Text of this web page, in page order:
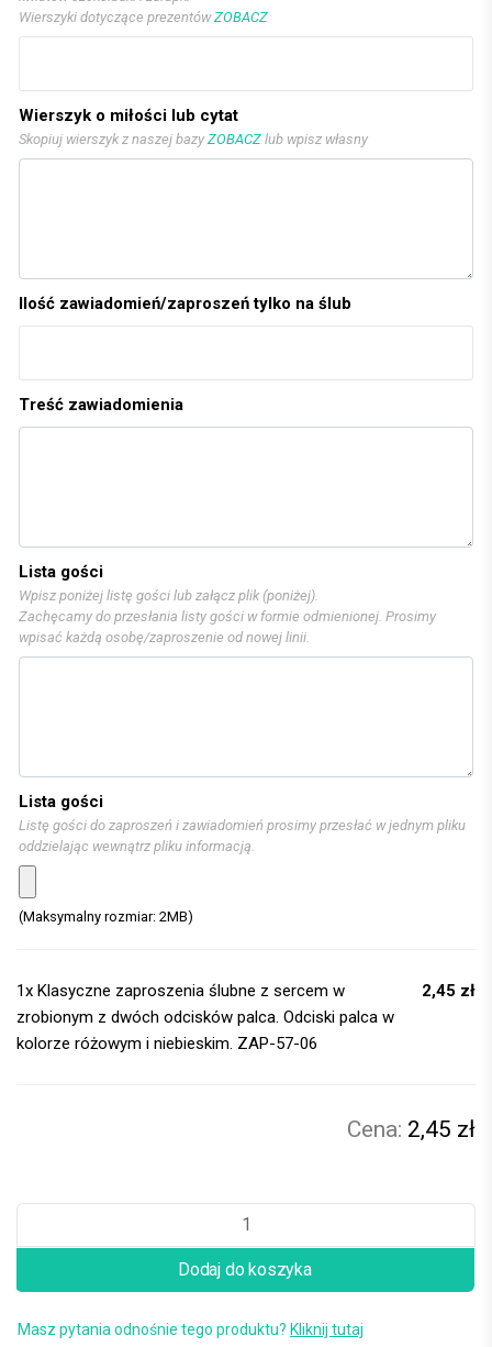
Wierszyki dotyczące prezentówZOBACZ
Wierszyk o miłości lub cytat
Skopiuj wierszyk z naszej bazy ZOBACZ lub wpisz własny
Ilość zawiadomień/zaproszeń tylko na ślub
Treść zawiadomienia
Lista gości
Wpisz poniżej listę gości lub załącz plik (poniżej).
Zachęcamy do przesłania listy gości w formie odmienionej. Prosimy
wpisać każdą osobę/zaproszenie od nowej linii.
Lista gości
Listę gości do zaproszeń i zawiadomień prosimy przesłać w jednym pliku
oddzielając wewnątrz pliku informacją.
(Maksymalny rozmiar: 2MB)
1x Klasyczne zaproszenia ślubne z sercem w
zrobionym z dwóch odcisków palca. Odciski palca w
kolorze różowym i niebieskim. ZAP-57-06
2,45 zł
2,45 zł
Dodaj do koszyka
Masz pytania odnośnie tego produktu? Kliknij tutaj